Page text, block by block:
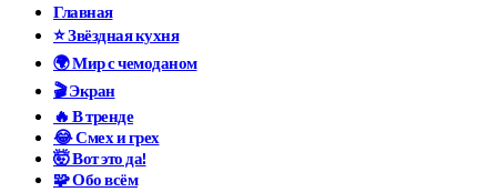
Главная
⭐ Звёздная кухня
🌍 Мир с чемоданом
🎬 Экран
🔥 В тренде
😂 Смех и грех
🤯 Вот это да!
🧩 Обо всём